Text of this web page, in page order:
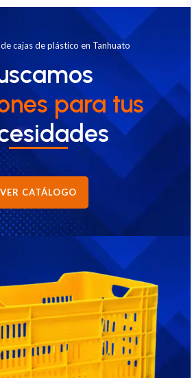
cajas de plástico en Tanhuato
para tus
VER CATÁLOGO